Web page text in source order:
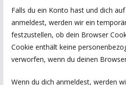
Falls du ein Konto hast und dich
anmeldest, werden wir ein
festzustellen, ob dein Browser
Cookie enthält keine
verworfen, wenn du deinen
Wenn du dich anmeldest, werden